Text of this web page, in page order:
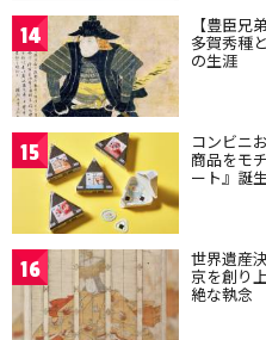
14 【豊臣兄
多賀秀種
の生涯
15 コンビニ
商品をモ
ート』誕
16 世界遺産
京を創り
絶な執念